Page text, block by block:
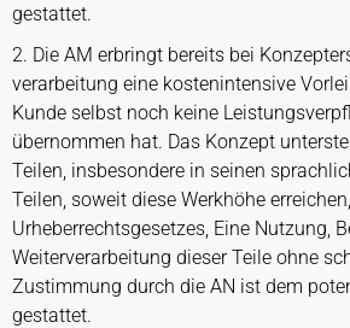
gestattet.
2. Die AM erbringt bereits bei
verarbeitung eine kostenintensive
Kunde selbst noch keine
übernommen hat. Das Konzept
Teilen, insbesondere in seinen
Teilen, soweit diese Werkhöhe
Urheberrechtsgesetzes, Eine Nutzung,
Weiterverarbeitung dieser Teile ohne
Zustimmung durch die AN ist dem
gestattet.